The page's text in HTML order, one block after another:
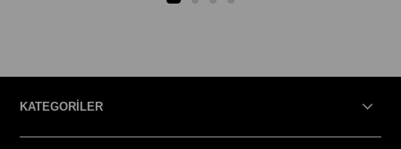
KATEGORİLER